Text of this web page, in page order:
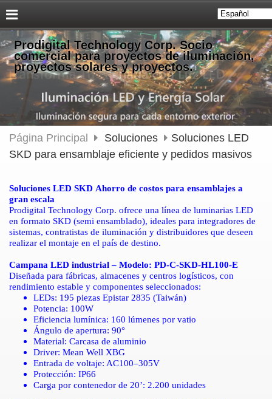
Prodigital Technology Corp. Socio
comercial para proyectos de iluminación,
proyectos solares y proyectos.
Página Principal Soluciones
Soluciones LED
SKD para ensamblaje eficiente y pedidos masivos
Soluciones LED SKD Ahorro de costos para ensamblajes a
gran escala
Prodigital Technology Corp. ofrece una línea de luminarias LED
en formato SKD (semi ensamblado), ideales para integradores de
sistemas, contratistas de iluminación y distribuidores que deseen
realizar el montaje en el país de destino.
Campana LED industrial – Modelo: PD-C-SKD-HL100-E
Diseñada para fábricas, almacenes y centros logísticos, con
rendimiento estable y componentes seleccionados:
LEDs: 195 piezas Epistar 2835 (Taiwán)
Potencia: 100W
Eficiencia lumínica: 160 lúmenes por vatio
Ángulo de apertura: 90°
Material: Carcasa de aluminio
Driver: Mean Well XBG
Entrada de voltaje: AC100–305V
Protección: IP66
Carga por contenedor de 20’: 2.200 unidades